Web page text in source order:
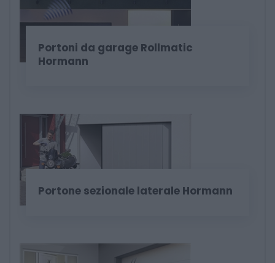
Portoni da garage Rollmatic
Hormann
Portone sezionale laterale Hormann